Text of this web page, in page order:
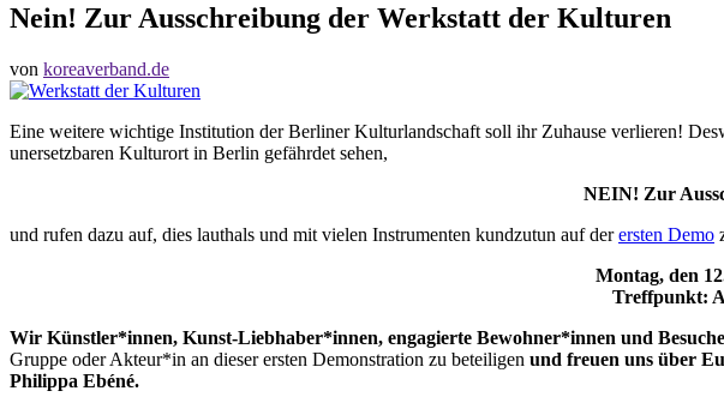
Nein! Zur Ausschreibung der Werkstatt der Kulturen
von koreaverband.de
Eine weitere wichtige Institution der Berliner Kulturlandschaft soll ihr Zuhause verlieren!
unersetzbaren Kulturort in Berlin gefährdet sehen,
NEIN! Zur
und rufen dazu auf, dies lauthals und mit vielen Instrumenten kundzutun auf derersten Demo
Montag, den
Treffpunkt:
Wir Künstler*innen, Kunst-Liebhaber*innen, engagierte Bewohner*innen und
Gruppe oder Akteur*in an dieser ersten Demonstration zu beteiligen und freuen uns über
Philippa Ebéné.